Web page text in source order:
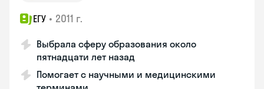
ЕГУ • 2011 г.
Выбрала сферу образования около
пятнадцати лет назад
Помогает с научными и медицинскими